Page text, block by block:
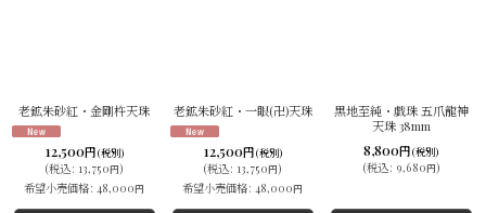
老鉱朱砂紅・金剛杵天珠
12,500円(税別)
(税込: 13,750円)
希望小売価格: 48,000円
老鉱朱砂紅・一眼(卍)天珠
12,500円(税別)
(税込: 13,750円)
希望小売価格: 48,000円
黒地至純・戯珠 五爪龍神
天珠 38mm
8,800円 (税別)
(税込: 9,680円)